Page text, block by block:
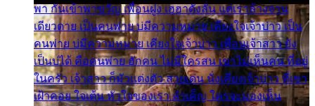
พา กันเข้าพาขวัญ เพื่อนฝูง เฮฮาดังลั่น แต่เราล้างจาน
เดียวดาย เป็นคนพ่าย บ่มีความหมาย เคียงใจเจ้าบ่าว เป็น
คนพ่าย บ่มีความหมาย เคียงใจเจ้าบ่าว เพื่อนเจ้าสาว ยัง
เป็นบ่ได้ คือคนพ่าย ฮักคน ไม่มีใครสน เขาไม่เห็นคน ที่อยู่
ในครัว เจ้าสาว ก็มัวแต่งตัว สวยเด่น นั่งเคียงเจ้าบ่าว ที่เขา
เฝ้าคอย ใจเต้น หัวใจของเรา ลำเค็ญ ใครจะมองเห็น